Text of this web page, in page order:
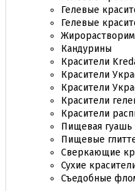
Гелевые
Гелевые
Кандурины
Красители
Красители
Красители
Красители
Красители
Пищевая гуашь
Пищевые
Сверкающие
Сухие
Съедобные